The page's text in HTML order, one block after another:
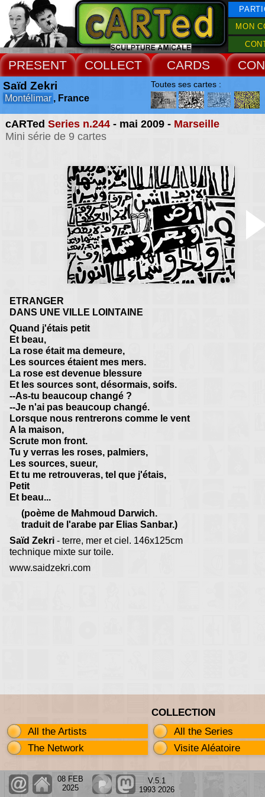
MON
PRESENT COLLECT CARDS
cARTed Series n.244- mai 2009 - Marseille
Mini série de 9 cartes
ETRANGER
DANS UNE VILLE LOINTAINE
Quand j'étais petit
Et beau,
La rose était ma demeure,
Les sources étaient mes mers.
La rose est devenue blessure
Et les sources sont, désormais, soifs.
--As-tu beaucoup changé ?
--Je n'ai pas beaucoup changé.
Lorsque nous rentrerons comme le vent
A la maison,
Scrute mon front.
Tu y verras les roses, palmiers,
Les sources, sueur,
Et tu me retrouveras, tel que j'étais,
Petit
Et beau...
(poème de Mahmoud Darwich.
traduit de l'arabe par Elias Sanbar.)
Saïd Zekri - terre, mer et ciel. 146x125cm
technique mixte sur toile.
www.saidzekri.com
Saïd Zekri
Montélimar , France
Toutes ses cartes :
COLLECTION
All the Artists
All the Series
The Network
Visite Aléatoire
08 FEB
2025
V.5.1
1993 2026